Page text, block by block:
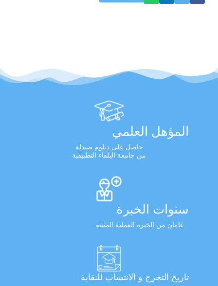
المؤهل العلمي
حاصل على دبلوم صيدلة
من جامعة البلقاء التطبيقية
سنوات الخبرة
عامان من الخبرة العملية المثبتة
تاريخ التخرج و الانتساب للنقابة